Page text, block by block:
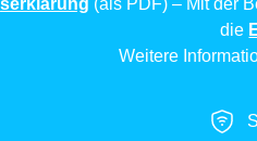
(als PDF) – Mit der
die
Weitere